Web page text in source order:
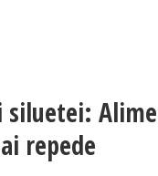
siluetei:
repede